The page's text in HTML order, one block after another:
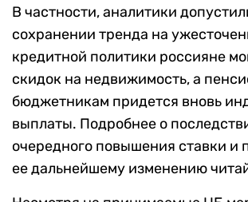
В частности, аналитики
сохранении тренда на
кредитной политики россияне
скидок на недвижимость, а
бюджетникам придется вновь
выплаты. Подробнее о
очередного повышения ставки и
ее дальнейшему изменению